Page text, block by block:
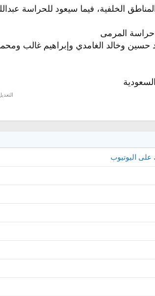
الخلفية، فيما سيعود للحراسة
حراسة المرمى
حسين وخالد الغامدي وإبراهيم غالب
اليوتيوب